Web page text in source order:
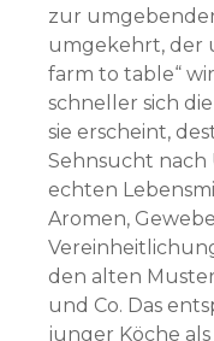
zur
umgekehrt, der
farm to table“
schneller sich
sie erscheint,
Sehnsucht
echten
Aromen,
den alten
und Co. Das
junger Köche